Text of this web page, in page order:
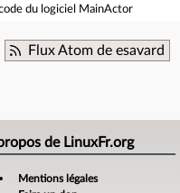
du logiciel MainActor
Flux Atom de esavard
de LinuxFr.org
Mentions légales